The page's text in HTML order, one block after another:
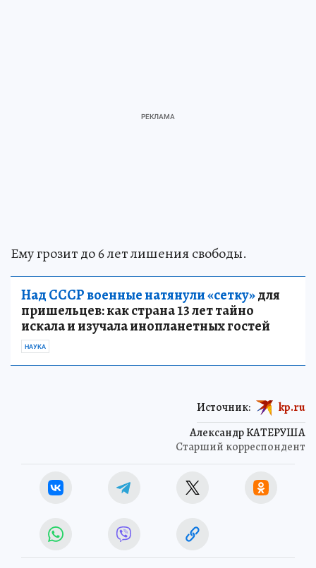
Ему грозит до 6 лет лишения свободы.
Над СССР военные натянули «сетку»для
пришельцев: как страна 13 лет тайно
искала и изучала инопланетных гостей
НАУКА
Александр КАТЕРУША
Старший корреспондент
Источник: kp.ru